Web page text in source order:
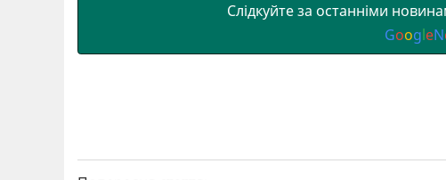
Слідкуйте за останніми
GoogleN